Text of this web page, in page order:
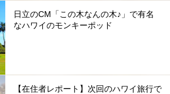
日立のCM「この木なんの木♪」で有名
なハワイのモンキーポッド
【在住者レポート】次回のハワイ旅行で